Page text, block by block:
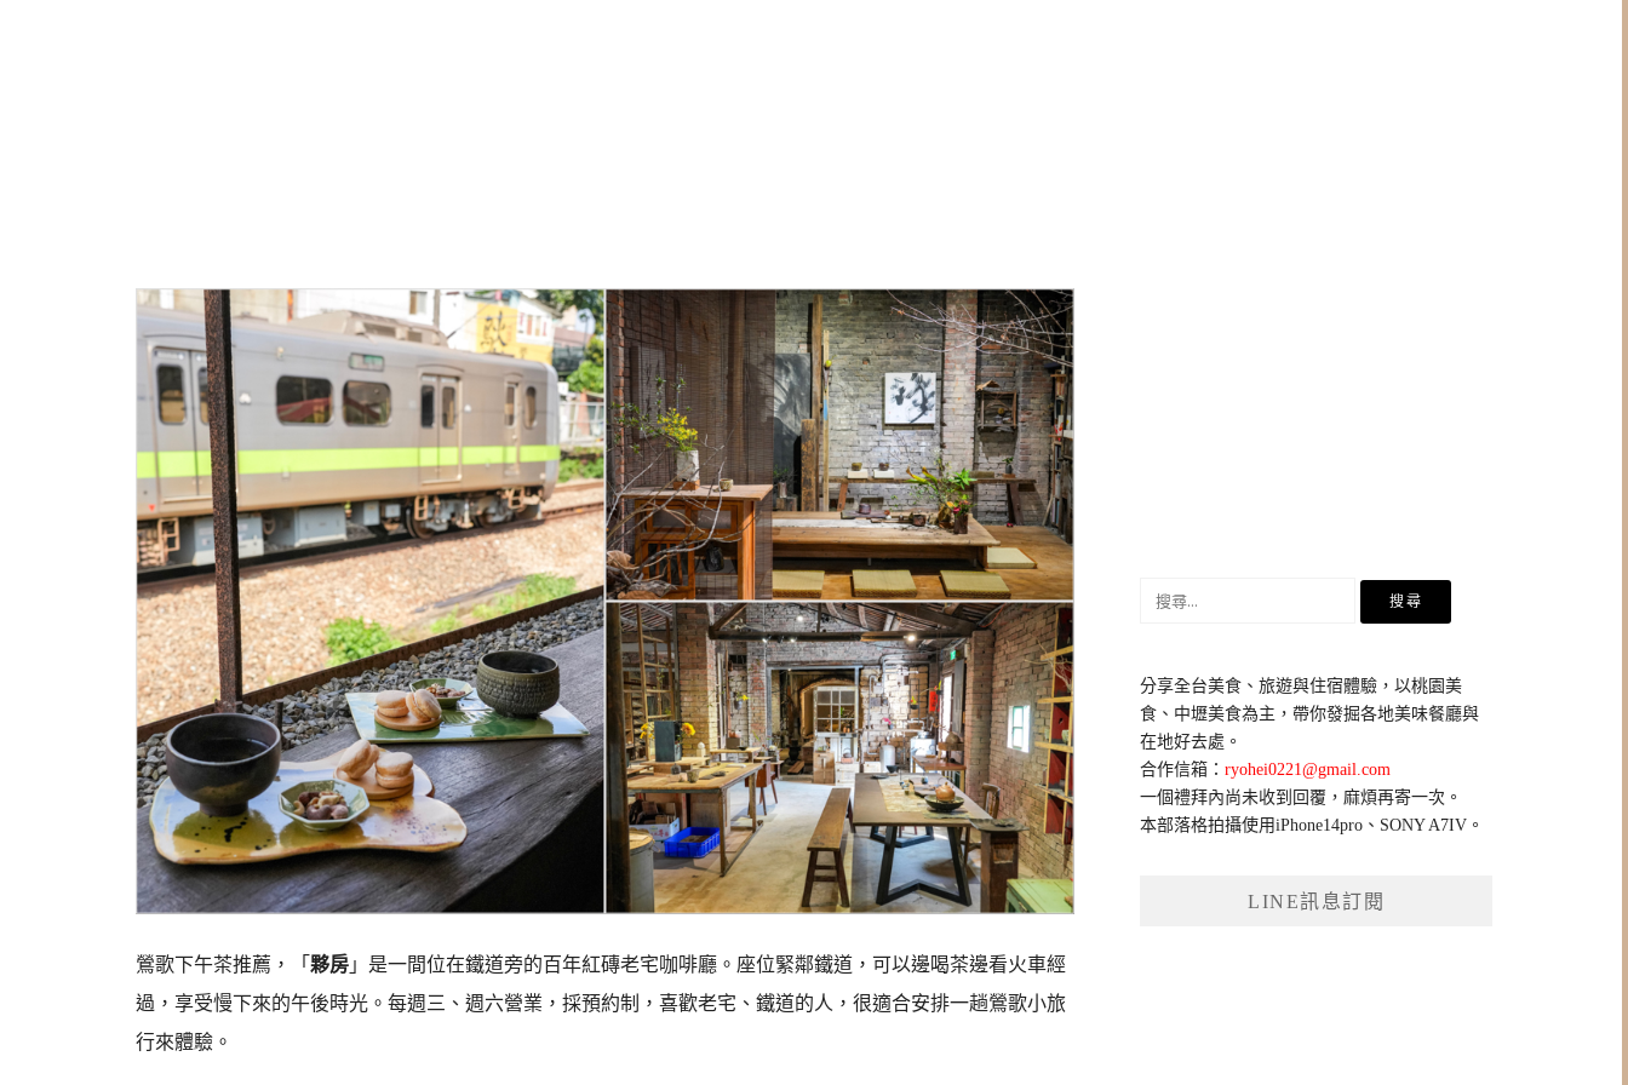
鶯歌下午茶推薦，「 夥房 」是一間位在鐵道旁的百年紅磚老宅咖啡廳。座位緊鄰鐵道，可以邊喝茶邊看火車經
過，享受慢下來的午後時光。每週三、週六營業，採預約制，喜歡老宅、鐵道的人，很適合安排一趟鶯歌小旅
行來體驗。
鍵
字:
分享全台美食、旅遊與住宿體驗，以桃園美
食、中壢美食為主，帶你發掘各地美味餐廳與
在地好去處。
合作信箱：ryohei0221@gmail.com
一個禮拜內尚未收到回覆，麻煩再寄一次。
本部落格拍攝使用iPhone14pro、SONY A7IV。
LINE訊息訂閱